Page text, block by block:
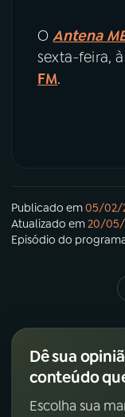
OAntena
sexta-feira,
FM.
Publicado em05/02/
Atualizado em20/05/
Episódio do
Dê sua
conteúdo
Escolha sua